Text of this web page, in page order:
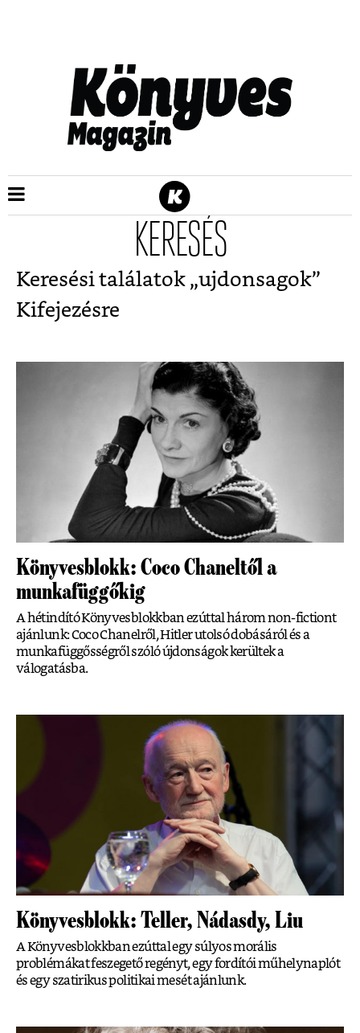
KERESÉS
Keresési találatok „ujdonsagok”
Kifejezésre
Könyvesblokk: Coco Chaneltől a
munkafüggőkig
A hétindító Könyvesblokkban ezúttal három non-fictiont
ajánlunk: Coco Chanelről, Hitler utolsó dobásáról és a
munkafüggősségről szóló újdonságok kerültek a
válogatásba.
Könyvesblokk: Teller, Nádasdy, Liu
A Könyvesblokkban ezúttal egy súlyos morális
problémákat feszegető regényt, egy fordítói műhelynaplót
és egy szatirikus politikai mesét ajánlunk.